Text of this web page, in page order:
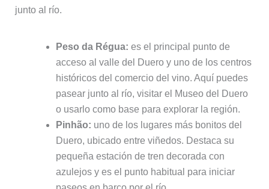
junto al río.
Peso da Régua: es el principal punto de
acceso al valle del Duero y uno de los centros
históricos del comercio del vino. Aquí puedes
pasear junto al río, visitar el Museo del Duero
o usarlo como base para explorar la región.
Pinhão: uno de los lugares más bonitos del
Duero, ubicado entre viñedos. Destaca su
pequeña estación de tren decorada con
azulejos y es el punto habitual para iniciar